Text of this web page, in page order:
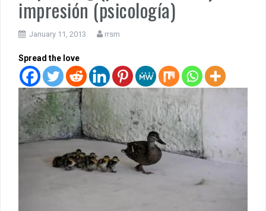
impresión (psicología)
January 11, 2013 rrsm
Spread the love